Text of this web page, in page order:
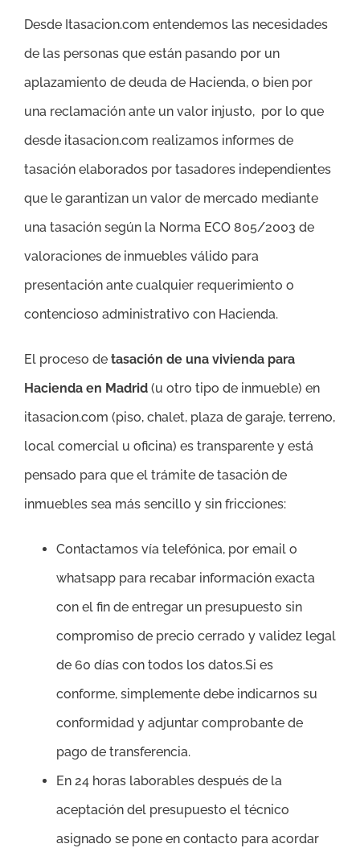
Desde Itasacion.com entendemos las necesidades
de las personas que están pasando por un
aplazamiento de deuda de Hacienda, o bien por
una reclamación ante un valor injusto, por lo que
desde itasacion.com realizamos informes de
tasación elaborados por tasadores independientes
que le garantizan un valor de mercado mediante
una tasación según la Norma ECO 805/2003 de
valoraciones de inmuebles válido para
presentación ante cualquier requerimiento o
contencioso administrativo con Hacienda.
El proceso de tasación de una vivienda para
Hacienda en Madrid (u otro tipo de inmueble) en
itasacion.com (piso, chalet, plaza de garaje, terreno,
local comercial u oficina) es transparente y está
pensado para que el trámite de tasación de
inmuebles sea más sencillo y sin fricciones:
Contactamos vía telefónica, por email o
whatsapp para recabar información exacta
con el fin de entregar un presupuesto sin
compromiso de precio cerrado y validez legal
de 60 días con todos los datos.Si es
conforme, simplemente debe indicarnos su
conformidad y adjuntar comprobante de
pago de transferencia.
En 24 horas laborables después de la
aceptación del presupuesto el técnico
asignado se pone en contacto para acordar